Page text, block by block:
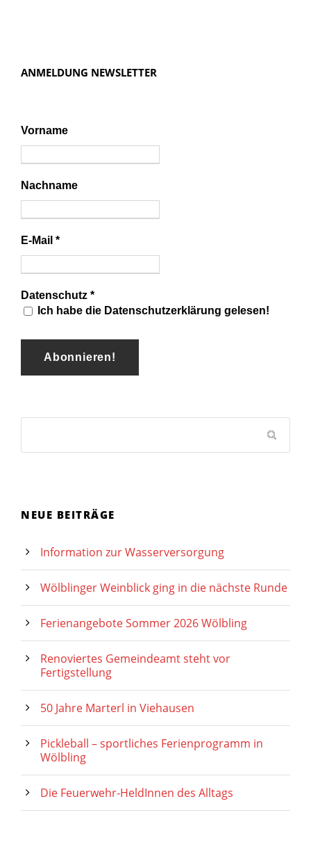
ANMELDUNG NEWSLETTER
Vorname
Nachname
E-Mail *
Datenschutz *
Ich habe die Datenschutzerklärung gelesen!
NEUE BEITRÄGE
Information zur Wasserversorgung
Wölblinger Weinblick ging in die nächste Runde
Ferienangebote Sommer 2026 Wölbling
Renoviertes Gemeindeamt steht vor
Fertigstellung
50 Jahre Marterl in Viehausen
Pickleball – sportliches Ferienprogramm in
Wölbling
Die Feuerwehr-HeldInnen des Alltags